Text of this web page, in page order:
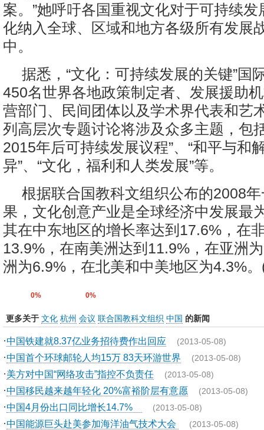
案。”她呼吁各国重视文化对于可持续
化纳入全球、区域和地方各级所有发展
中。
据悉，“文化：可持续发展的关键”国
450名世界各地政策制定者、发展援助
营部门、民间团体以及学术界代表和艺
列高层次专题讨论将涉及众多主题，包
2015年后可持续发展议程”、“和平与和
异”、“文化，福利和人类发展”等。
根据联合国教科文组织公布的2008
果，文化创意产业是全球经济中发展最
其在中东地区的增长率达到17.6%，在
13.9%，在南美洲达到11.9%，在亚洲
洲为6.9%，在北美和中美地区为4.3%
0% 0%
更多关于 文化 杭州 会议 联合国教科文组织 中国 的新闻
·中国铁建就8.37亿业务招待费作出回应 (2013-05-08)
·中国首个环球邮轮人均15万 83天环游世界 (2013-05-08)
·美方对中国“网络攻击”指控不负责任 (2013-05-08)
·中国移民越来越年轻化 20%富裕阶层有意愿 (2013-05-08)
·中国4月份出口同比增长14.7% (2013-05-08)
·中国能源巨头赴美参加海洋油气技术大会 (2013-05-08)